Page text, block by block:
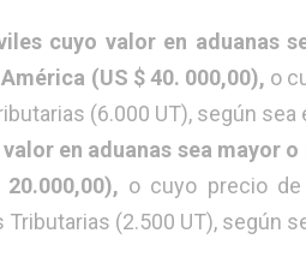
cuyo valor en aduanas
(US $ 40. 000,00), o
(6.000 UT), según sea
en aduanas sea mayor
o cuyo precio
(2.500 UT), según